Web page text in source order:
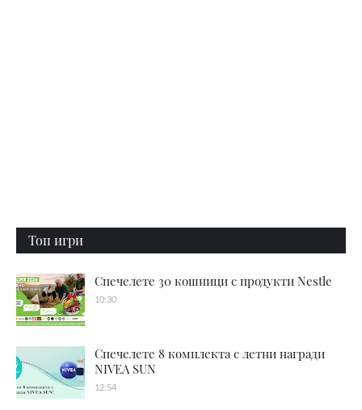
Топ игри
Спечелете 30 кошници с продукти Nestle
10:30
Спечелете 8 комплекта с летни награди
NIVEA SUN
12:54